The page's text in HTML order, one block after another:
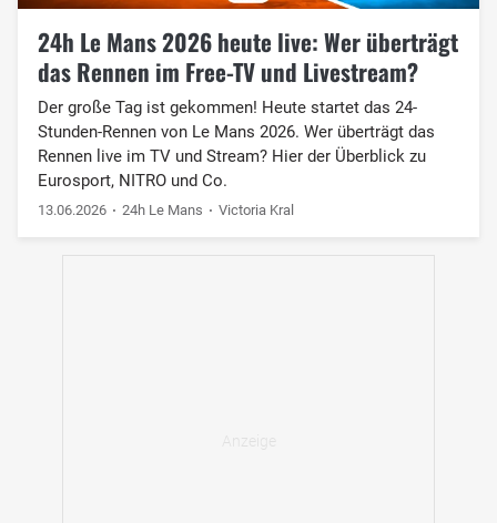
24h Le Mans 2026 heute live: Wer überträgt
das Rennen im Free-TV und Livestream?
Der große Tag ist gekommen! Heute startet das 24-
Stunden-Rennen von Le Mans 2026. Wer überträgt das
Rennen live im TV und Stream? Hier der Überblick zu
Eurosport, NITRO und Co.
13.06.2026 24h Le Mans Victoria Kral